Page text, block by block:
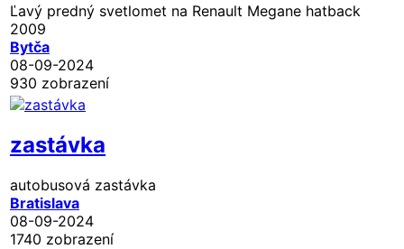
Ľavý predný svetlomet na Renault Megane hatback
2009
Bytča
08-09-2024
930 zobrazení
zastávka
autobusová zastávka
Bratislava
08-09-2024
1740 zobrazení